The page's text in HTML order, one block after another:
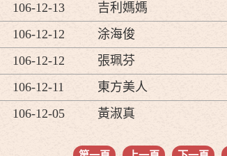
106-12-13 吉利媽媽
106-12-12 涂海俊
106-12-12 張珮芬
106-12-11 東方美人
106-12-05 黃淑真